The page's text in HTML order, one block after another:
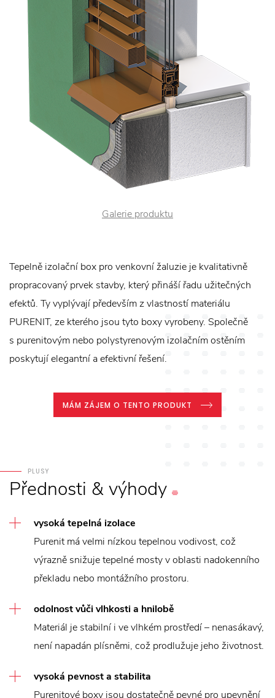
Galerie produktu
Tepelně izolační box pro venkovní žaluzie je kvalitativně
propracovaný prvek stavby, který přináší řadu užitečných
efektů. Ty vyplývají především z vlastností materiálu
PURENIT, ze kterého jsou tyto boxy vyrobeny. Společně
s purenitovým nebo polystyrenovým izolačním ostěním
poskytují elegantní a efektivní řešení.
MÁM ZÁJEM O TENTO PRODUKT
PLUSY
Přednosti &výhody
vysoká tepelná izolace
Purenit má velmi nízkou tepelnou vodivost, což
výrazně snižuje tepelné mosty v oblasti nadokenního
překladu nebo montážního prostoru.
odolnost vůči vlhkosti a hnilobě
Materiál je stabilní i ve vlhkém prostředí – nenasákavý,
není napadán plísněmi, což prodlužuje jeho životnost.
vysoká pevnost a stabilita
Purenitové boxy jsou dostatečně pevné pro upevnění